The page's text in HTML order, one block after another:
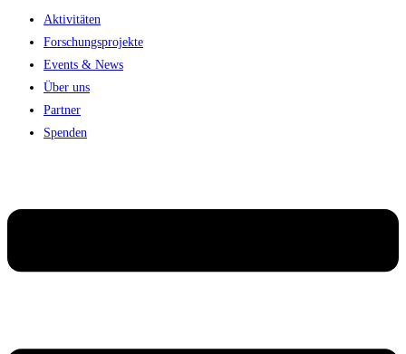
Aktivitäten
Forschungsprojekte
Events & News
Über uns
Partner
Spenden